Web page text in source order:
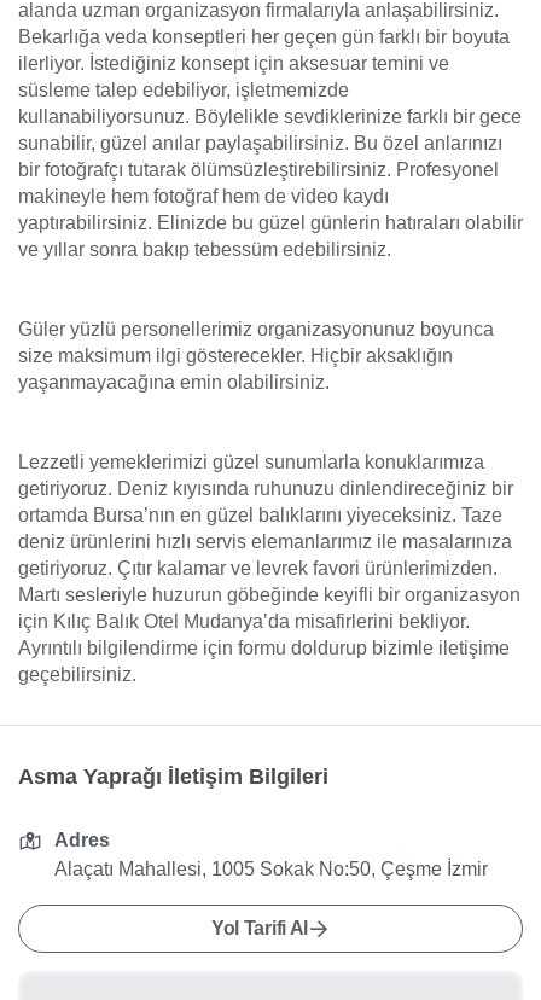
alanda uzman organizasyon firmalarıyla anlaşabilirsiniz.
Bekarlığa veda konseptleri her geçen gün farklı bir boyuta
ilerliyor. İstediğiniz konsept için aksesuar temini ve
süsleme talep edebiliyor, işletmemizde
kullanabiliyorsunuz. Böylelikle sevdiklerinize farklı bir gece
sunabilir, güzel anılar paylaşabilirsiniz. Bu özel anlarınızı
bir fotoğrafçı tutarak ölümsüzleştirebilirsiniz. Profesyonel
makineyle hem fotoğraf hem de video kaydı
yaptırabilirsiniz. Elinizde bu güzel günlerin hatıraları olabilir
ve yıllar sonra bakıp tebessüm edebilirsiniz.
Güler yüzlü personellerimiz organizasyonunuz boyunca
size maksimum ilgi gösterecekler. Hiçbir aksaklığın
yaşanmayacağına emin olabilirsiniz.
Lezzetli yemeklerimizi güzel sunumlarla konuklarımıza
getiriyoruz. Deniz kıyısında ruhunuzu dinlendireceğiniz bir
ortamda Bursa’nın en güzel balıklarını yiyeceksiniz. Taze
deniz ürünlerini hızlı servis elemanlarımız ile masalarınıza
getiriyoruz. Çıtır kalamar ve levrek favori ürünlerimizden.
Martı sesleriyle huzurun göbeğinde keyifli bir organizasyon
için Kılıç Balık Otel Mudanya’da misafirlerini bekliyor.
Ayrıntılı bilgilendirme için formu doldurup bizimle iletişime
geçebilirsiniz.
Asma Yaprağı İletişim Bilgileri
Adres
Alaçatı Mahallesi, 1005 Sokak No:50, Çeşme İzmir
Yol Tarifi Al